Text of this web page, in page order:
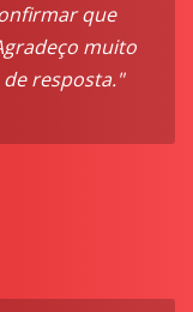
que
muito
resposta."